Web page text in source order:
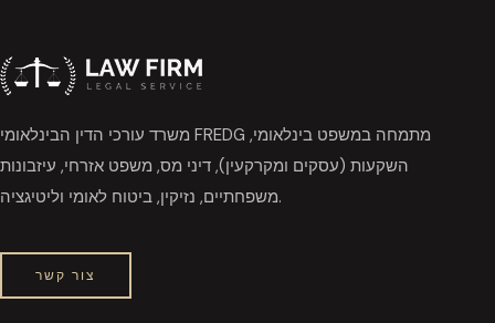
משרד עורכי הדין הבינלאומי FREDG מתמחה במשפט בינלאומי,
השקעות (עסקים ומקרקעין), דיני מס, משפט אזרחי, עיזבונות
משפחתיים, נזיקין, ביטוח לאומי וליטיגציה.
צור קשר